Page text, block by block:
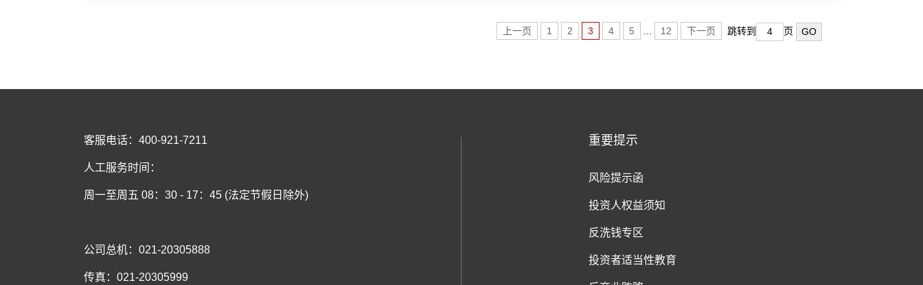
上一页 1 2 3 4 5 12 下一页 跳转到 页
客服电话：400-921-7211
人工服务时间：
周一至周五 08：30 - 17：45 (法定节假日除外)
公司总机：021-20305888
传真：021-20305999
重要提示
风险提示函
投资人权益须知
反洗钱专区
投资者适当性教育